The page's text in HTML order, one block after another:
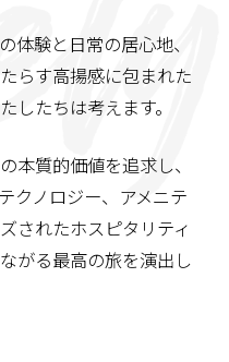
体験と日常の居心地、
らす高揚感に包まれた
したちは考えます。
本質的価値を追求し、
クノロジー、アメニテ
されたホスピタリティ
がる最高の旅を演出し